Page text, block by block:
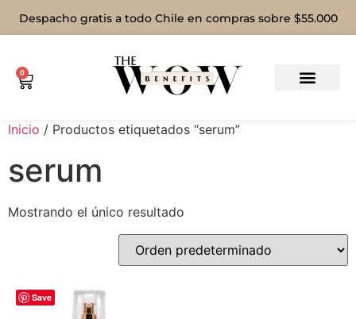
Despacho gratis a todo Chile en compras sobre $55.000
0
Inicio / Productos etiquetados “serum”
serum
Mostrando el único resultado
Save